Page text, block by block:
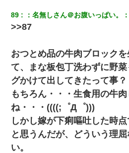
89 ：名無しさん＠お腹いっぱい。
>>87
おつとめ品の牛肉ブロック
て、まな板包丁洗わずに野
グかけて出してきたって事？
もちろん・・・生食用の牛
ね・・・((((;゜Д゜)))
しかし嫁が下痢嘔吐した時
と思うんだが、どういう理
い。